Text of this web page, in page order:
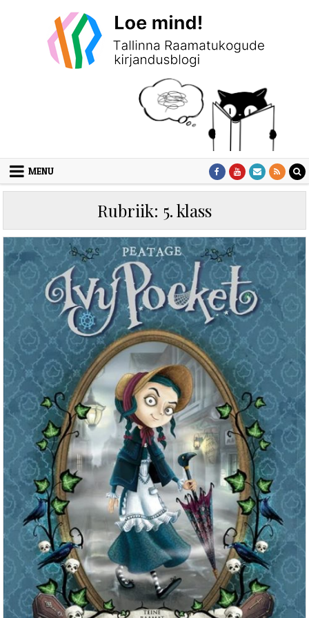
MENU
Rubriik: 5. klass